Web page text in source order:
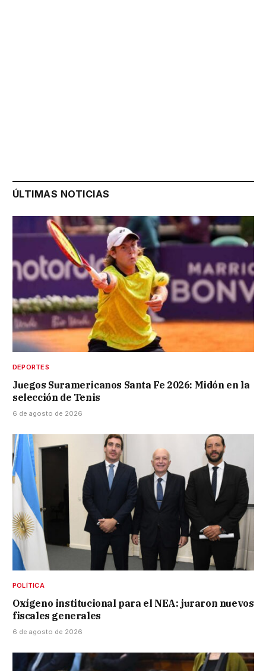
ÚLTIMAS NOTICIAS
DEPORTES
Juegos Suramericanos Santa Fe 2026: Midón en la
selección de Tenis
6 de agosto de 2026
POLÍTICA
Oxígeno institucional para el NEA: juraron nuevos
fiscales generales
6 de agosto de 2026